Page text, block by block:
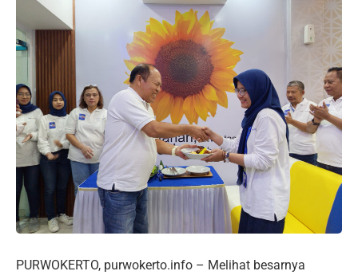
PURWOKERTO, purwokerto.info – Melihat besarnya